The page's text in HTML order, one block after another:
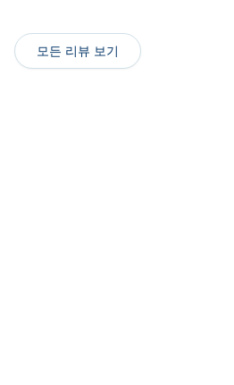
모든 리뷰 보기